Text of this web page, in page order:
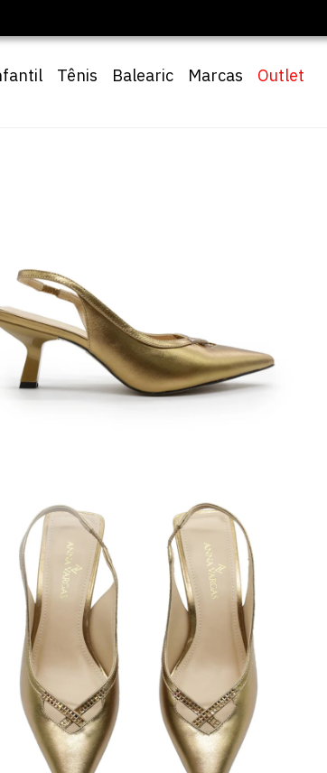
Tênis Balearic Marcas Outlet